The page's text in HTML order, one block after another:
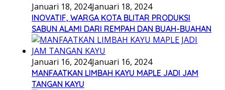
Januari 18, 2024Januari 18, 2024
INOVATIF, WARGA KOTA BLITAR PRODUKSI
SABUN ALAMI DARI REMPAH DAN BUAH-BUAHAN
Januari 16, 2024Januari 16, 2024
MANFAATKAN LIMBAH KAYU MAPLE JADI JAM
TANGAN KAYU